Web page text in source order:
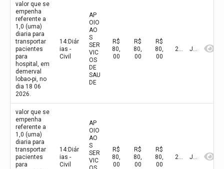
valor que se
empenha
referente a
1,0 (uma)
diaria para
transportar
pacientes
para
hospital, em
demerval
lobao-pi, no
dia 18 06
2026.
14:Diár
ias -
Civil
AP
OIO
AO
S
SER
VIC
OS
DE
SAU
DE
R$
80,
00
R$
80,
00
R$
80,
00
2026 Junho
valor que se
empenha
referente a
1,0 (uma)
diaria para
transportar
pacientes
para
14:Diár
ias -
Civil
AP
OIO
AO
S
SER
VIC
R$
80,
00
R$
80,
00
R$
80,
00
2026 Junho